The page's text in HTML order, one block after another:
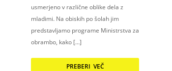
usmerjeno v različne oblike dela z
mladimi. Na obiskih po šolah jim
predstavljamo programe Ministrstva za
obrambo, kako […]
PREBERI VEČ